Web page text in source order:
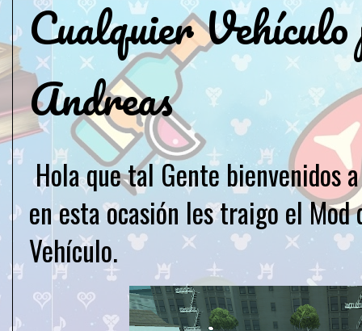
Cualquier
Andreas
Hola que tal Gente bienvenidos
en esta ocasión les traigo el
Vehículo.